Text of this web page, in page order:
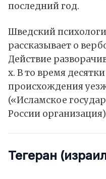
последний год.
Шведский
рассказывает о
Действие
х. В то время
происхождения
(«Исламское
России
Тегеран